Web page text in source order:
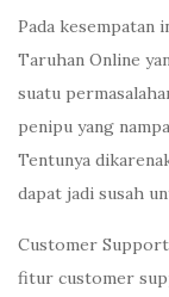
Pada kesempatan
Taruhan Online
suatu
penipu yang
Tentunya
dapat jadi susah
Customer Support
fitur customer